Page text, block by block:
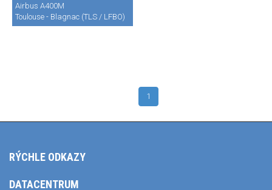
Airbus A400M
Toulouse - Blagnac (TLS / LFBO)
1
RÝCHLE ODKAZY
DATACENTRUM